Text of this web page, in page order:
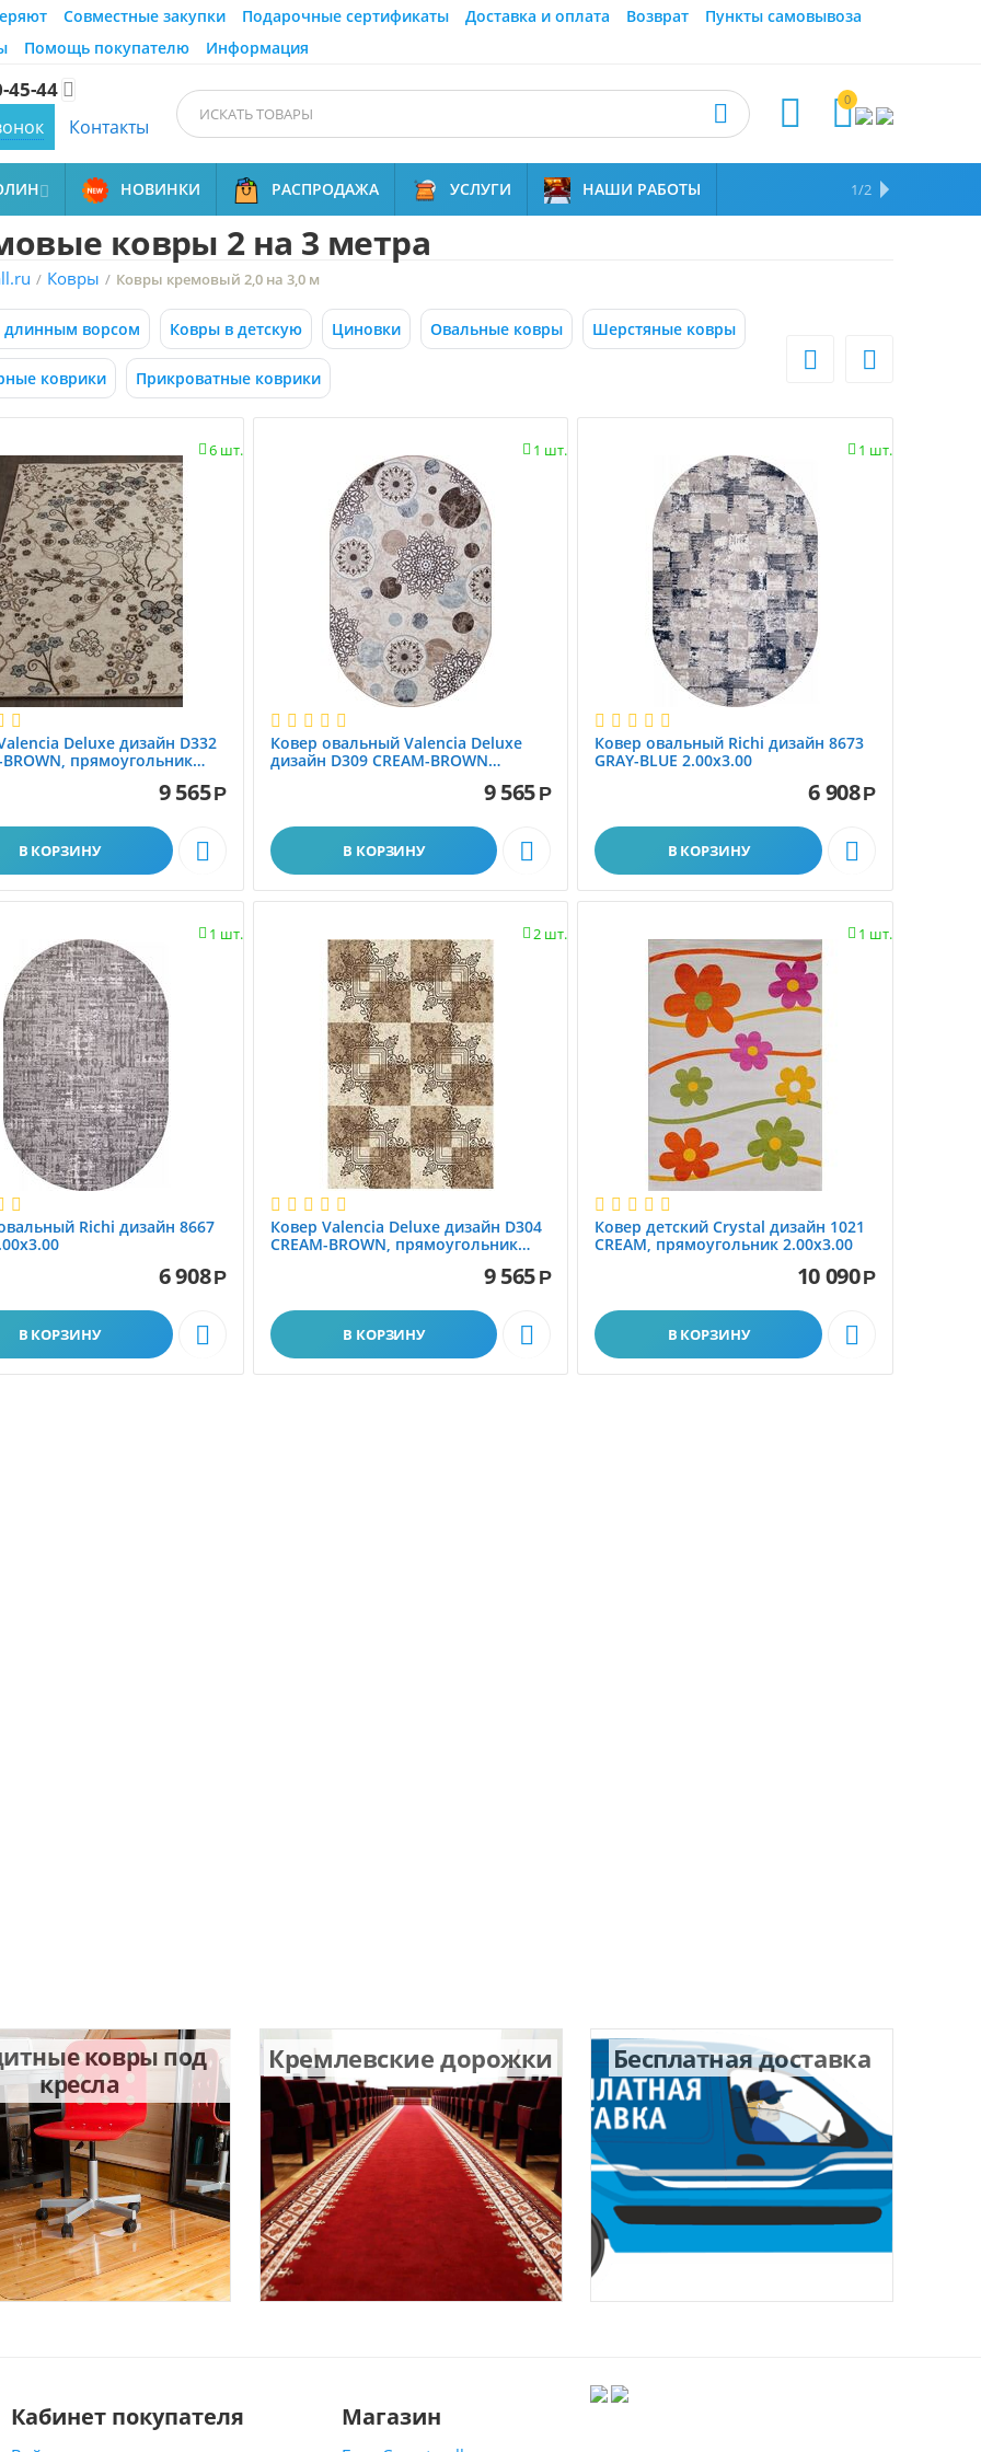
Совместные закупки Подарочные сертификаты Доставка и оплата Возврат
Пункты самовывоза
Помощь покупателю Информация
45-44 
Контакты
0



 НОВИНКИ РАСПРОДАЖА УСЛУГИ НАШИ РАБОТЫ НАМ ДОВЕРЯЮТ
1/2
ковры 2 на 3 метра
/ Ковры / Ковры кремовый 2,0 на 3,0 м
длинным ворсом Ковры в детскую Циновки Овальные ковры Шерстяные ковры
коврики Прикроватные коврики
 
6 шт.

Deluxe дизайн D332
BROWN, прямоугольник
9 565Р
В КОРЗИНУ 
1 шт.

Ковер овальный Valencia Deluxe
дизайн D309 CREAM-BROWN
9 565 Р
В КОРЗИНУ 
1 шт.

Ковер овальный Richi дизайн 8673
GRAY-BLUE 2.00x3.00
6 908Р
В КОРЗИНУ 
1 шт.

Richi дизайн 8667
6 908Р
В КОРЗИНУ 
2 шт.

Ковер Valencia Deluxe дизайн D304
CREAM-BROWN, прямоугольник
9 565 Р
В КОРЗИНУ 
1 шт.

Ковер детский Crystal дизайн 1021
CREAM, прямоугольник 2.00x3.00
10 090Р
В КОРЗИНУ 
ковры под
кресла
Кремлевские дорожки Бесплатная доставка
Кабинет покупателя Магазин